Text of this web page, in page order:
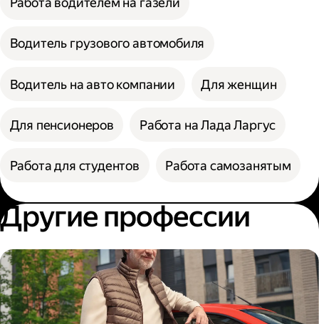
Водитель грузового автомобиля
Водитель на авто компании Для женщин
Для пенсионеров Работа на Лада Ларгус
Работа для студентов Работа самозанятым
Другие профессии